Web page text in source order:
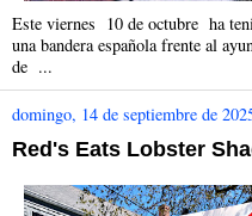
Este viernes 10 de octubre ha
una bandera española frente al
de ...
domingo, 14 de septiembre de
Red's Eats Lobster